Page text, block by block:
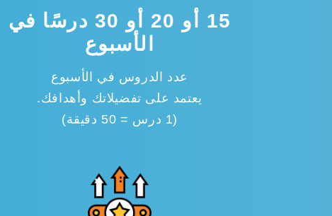
15 أو 20 أو 30 درسًا في
الأسبوع
عدد الدروس في الأسبوع
يعتمد على تفضيلاتك وأهدافك.
(1 درس = 50 دقيقة)